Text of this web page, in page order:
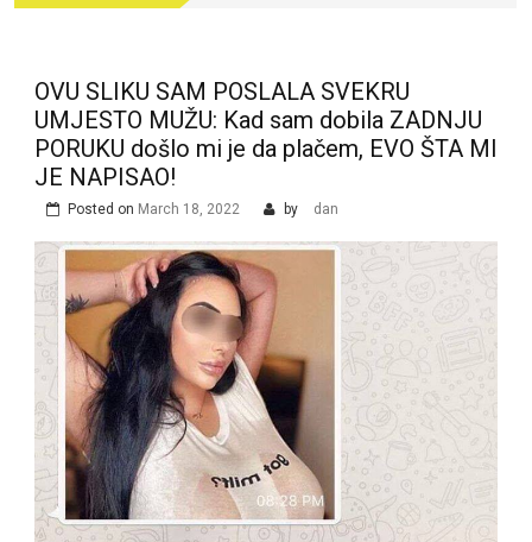
ispred njene kuće￼￼
SRBIJU: Čekajte da
vidite kako danas
izgleda￼
OVU SLIKU SAM POSLALA SVEKRU
UMJESTO MUŽU: Kad sam dobila ZADNJU
PORUKU došlo mi je da plačem, EVO ŠTA MI
JE NAPISAO!
Posted on March 18, 2022 by dan